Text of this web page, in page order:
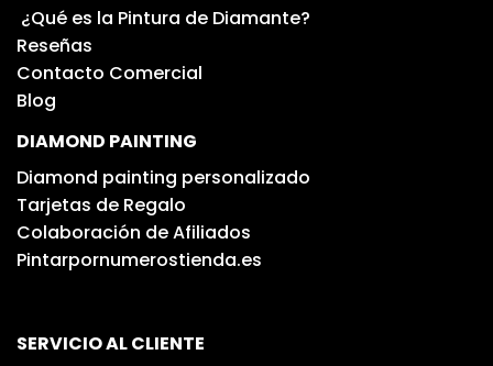
¿Qué es la Pintura de Diamante?
Reseñas
Contacto Comercial
Blog
DIAMOND PAINTING
Diamond painting personalizado
Tarjetas de Regalo
Colaboración de Afiliados
Pintarpornumerostienda.es
SERVICIO AL CLIENTE